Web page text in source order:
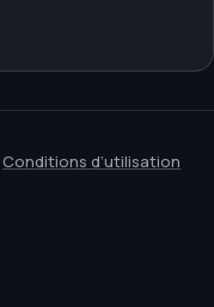
Conditions d’utilisation